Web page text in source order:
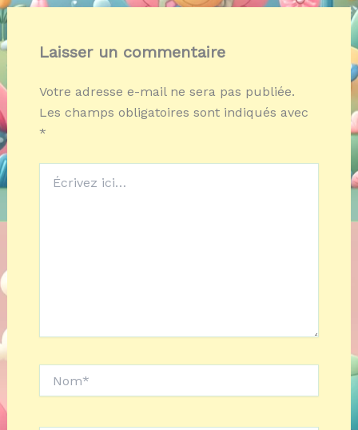
Laisser un commentaire
Votre adresse e-mail ne sera pas publiée.
Les champs obligatoires sont indiqués avec
*
ici…